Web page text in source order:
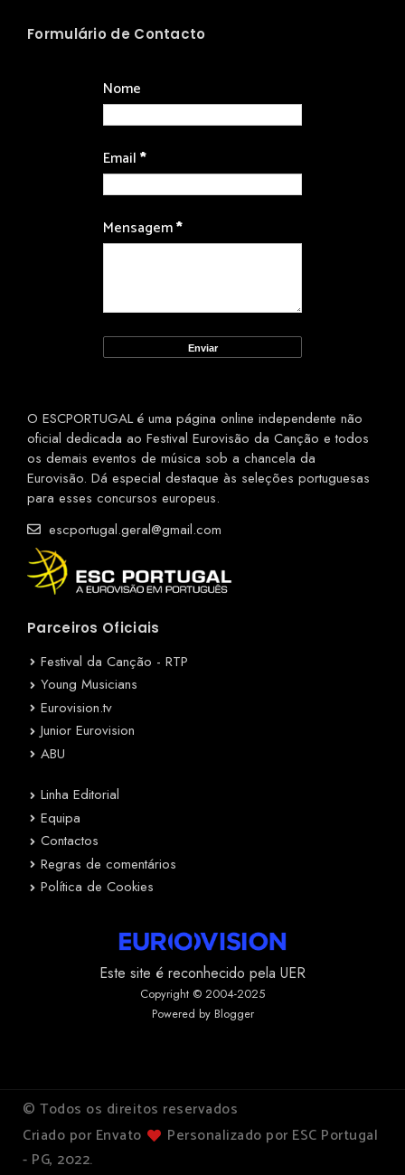
Formulário de Contacto
Nome
Email*
Mensagem*
O ESCPORTUGAL é uma página online independente não
oficial dedicada ao Festival Eurovisão da Canção e todos
os demais eventos de música sob a chancela da
Eurovisão. Dá especial destaque às seleções portuguesas
para esses concursos europeus.
escportugal.geral@gmail.com
Parceiros Oficiais
Festival da Canção - RTP
Young Musicians
Eurovision.tv
Junior Eurovision
ABU
Linha Editorial
Equipa
Contactos
Regras de comentários
Política de Cookies
Este site é reconhecido pela UER
Copyright © 2004-2025
Powered by Blogger
© Todos os direitos reservados
Criado por Envato
Personalizado por ESC Portugal
- PG, 2022.